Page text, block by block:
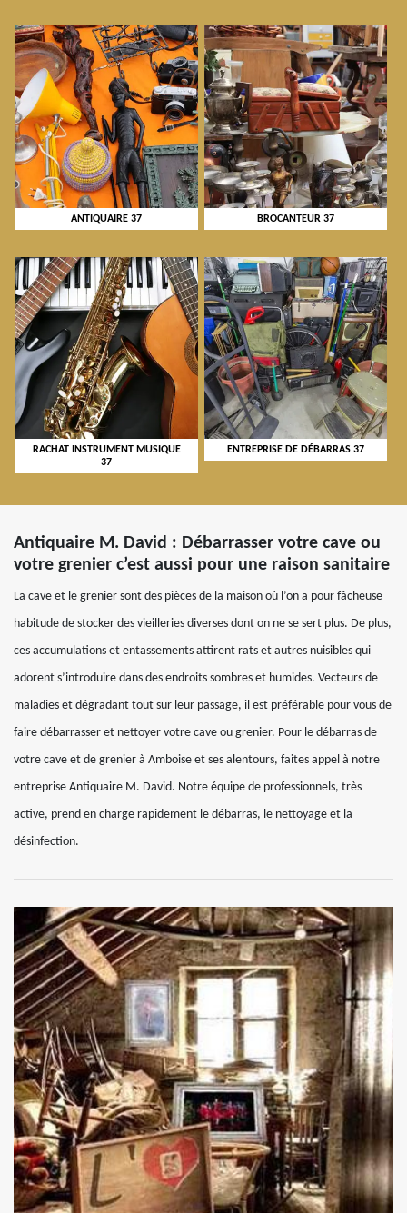
ANTIQUAIRE 37 BROCANTEUR 37
RACHAT INSTRUMENT MUSIQUE
37
ENTREPRISE DE DÉBARRAS 37
Antiquaire M. David : Débarrasser votre cave ou
votre grenier c’est aussi pour une raison sanitaire
La cave et le grenier sont des pièces de la maison où l’on a pour fâcheuse
habitude de stocker des vieilleries diverses dont on ne se sert plus. De plus,
ces accumulations et entassements attirent rats et autres nuisibles qui
adorent s’introduire dans des endroits sombres et humides. Vecteurs de
maladies et dégradant tout sur leur passage, il est préférable pour vous de
faire débarrasser et nettoyer votre cave ou grenier. Pour le débarras de
votre cave et de grenier à Amboise et ses alentours, faites appel à notre
entreprise Antiquaire M. David. Notre équipe de professionnels, très
active, prend en charge rapidement le débarras, le nettoyage et la
désinfection.